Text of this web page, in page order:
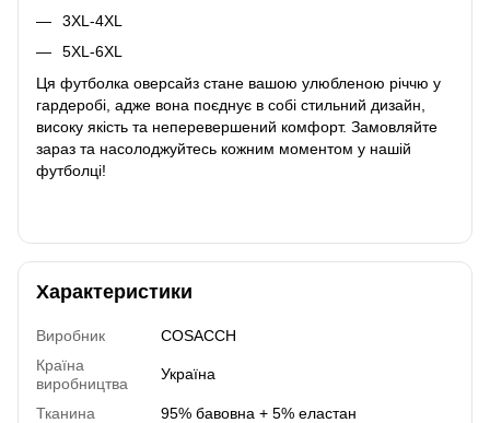
3XL-4XL
5XL-6XL
Ця футболка оверсайз стане вашою улюбленою річчю у
гардеробі, адже вона поєднує в собі стильний дизайн,
високу якість та неперевершений комфорт. Замовляйте
зараз та насолоджуйтесь кожним моментом у нашій
футболці!
Характеристики
Виробник
COSACCH
Країна
виробництва
Україна
Тканина 95% бавовна + 5% еластан